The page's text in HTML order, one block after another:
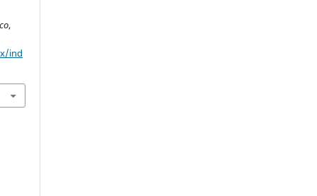
,
ind